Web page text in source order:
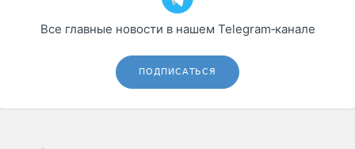
Все главные новости в нашем Telegram‑канале
ПОДПИСАТЬСЯ